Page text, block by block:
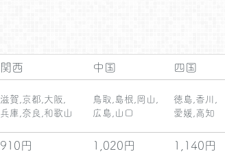
関西 中国 四国
滋賀,京都,大阪,
兵庫,奈良,和歌山
鳥取,島根,岡山,
広島,山口
徳島,香川,
愛媛,高知
910円 1,020円 1,140円